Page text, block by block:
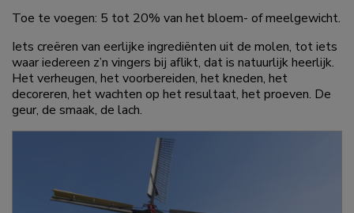
Toe te voegen: 5 tot 20% van het bloem- of meelgewicht.
Iets creëren van eerlijke ingrediënten uit de molen, tot iets
waar iedereen z’n vingers bij aflikt, dat is natuurlijk heerlijk.
Het verheugen, het voorbereiden, het kneden, het
decoreren, het wachten op het resultaat, het proeven. De
geur, de smaak, de lach.